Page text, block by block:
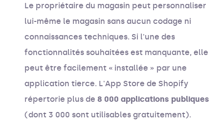
Le propriétaire du magasin peut personnaliser
lui-même le magasin sans aucun codage ni
connaissances techniques. Si l'une des
fonctionnalités souhaitées est manquante, elle
peut être facilement « installée » par une
application tierce. L'App Store de Shopify
répertorie plus de 8 000 applications publiques
(dont 3 000 sont utilisables gratuitement).